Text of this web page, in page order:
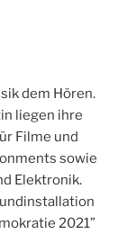
dem Hören.
liegen ihre
Filme und
sowie
Elektronik.
2021”